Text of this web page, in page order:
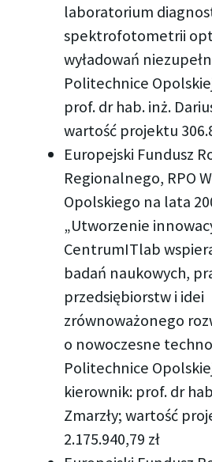
laboratorium
spektrofotometrii
wyładowań
Politechnice
prof. dr hab. inż.
wartość projektu
Europejski Fundusz
Regionalnego, RPO
Opolskiego na lata
„Utworzenie
CentrumITlab
badań naukowych,
przedsiębiorstw i idei
zrównoważonego
o nowoczesne
Politechnice
kierownik: prof. dr
Zmarzły; wartość
2.175.940,79 zł